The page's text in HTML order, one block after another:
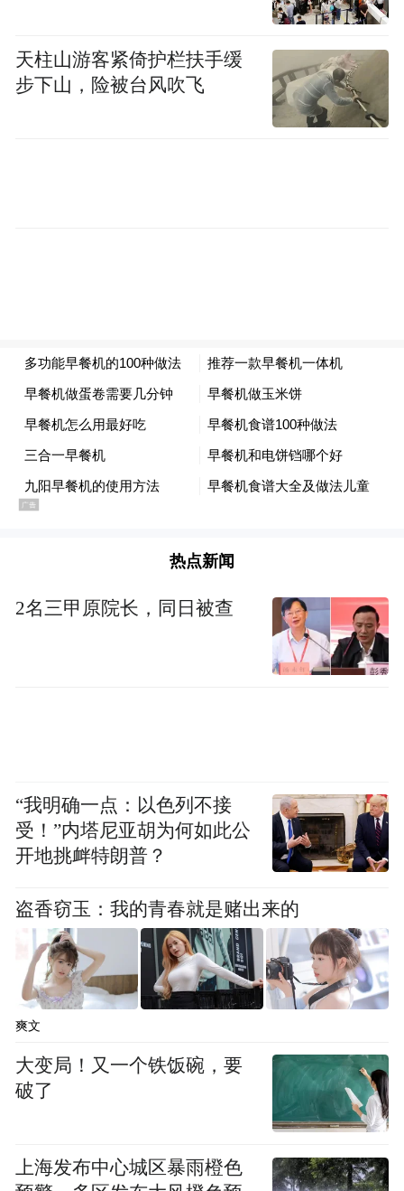
在欢送渝籍农民工回乡过年的活动现场，绍
兴市重庆商会的领导们和志愿者们早早地就
来到了柯桥区华舍街道。他们为即将踏上归
途的在绍兴的渝籍农民工朋友们送上了精心
准备的返乡礼包，里面装有八宝粥、面包、
苹果、牛奶、矿泉水等物资。绍兴市重庆商
“各位老乡们，大家这一年在绍兴辛苦啦！你
们用勤劳的双手为绍兴的建设添砖加瓦，咱
们重庆人吃苦耐劳、踏实肯干的精神在这里
展现得淋漓尽致。今天大家要回家过年了，
工们心里暖烘烘的，大家纷纷表示，商会的
关怀让他们倍感温暖，虽然离家千里，但在
对于那些因工作原因不能回家过年、坚守在
岗位上的川渝农民工，绍兴市重庆商会也没
有忘记他们。商会组织了慰问团队，赴绍兴
市高铁北站南广场工地，为一线的农民工送
每到一处，商会领导班子都会亲切地与坚守
岗位的农民工们握手交谈，说道：“老乡们，
项工作能正常开展，坚守在岗位上，这种舍
天柱山游客紧倚护栏扶手缓
步下山，险被台风吹飞
热点新闻
2名三甲原院长，同日被查
“我明确一点：以色列不接
受！”内塔尼亚胡为何如此公
开地挑衅特朗普？
盗香窃玉：我的青春就是赌出来的
爽文
大变局！又一个铁饭碗，要
破了
上海发布中心城区暴雨橙色